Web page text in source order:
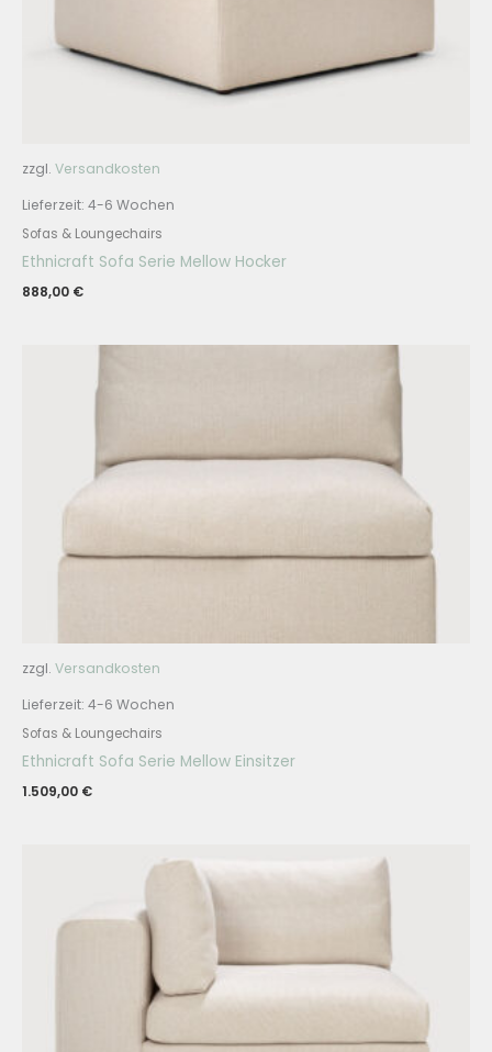
zzgl. Versandkosten
Lieferzeit: 4-6 Wochen
Sofas & Loungechairs
Ethnicraft Sofa Serie Mellow Hocker
888,00 €
zzgl. Versandkosten
Lieferzeit: 4-6 Wochen
Sofas & Loungechairs
Ethnicraft Sofa Serie Mellow Einsitzer
1.509,00 €